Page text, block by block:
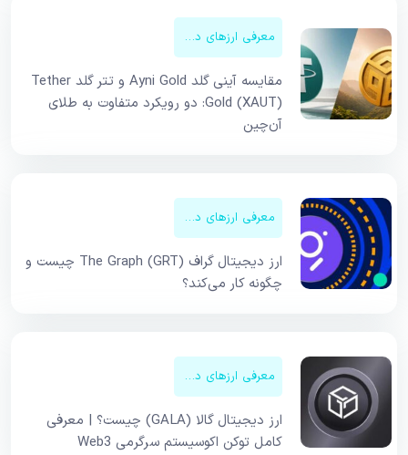
معرفی ارزهای دیجیتال
مقایسه آینی گلد Ayni Gold و تتر گلد Tether
Gold (XAUT): دو رویکرد متفاوت به طلای
آن‌چین
معرفی ارزهای دیجیتال
ارز دیجیتال گراف The Graph (GRT) چیست و
چگونه کار می‌کند؟
معرفی ارزهای دیجیتال
ارز دیجیتال گالا (GALA) چیست؟ | معرفی
کامل توکن اکوسیستم سرگرمی Web3